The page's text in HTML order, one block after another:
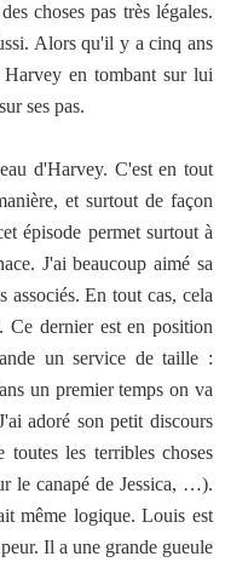
choses pas très légales.
Alors qu'il y a cinq ans
en tombant sur lui
ses pas.
d'Harvey. C'est en tout
et surtout de façon
épisode permet surtout à
J'ai beaucoup aimé sa
associés. En tout cas, cela
Ce dernier est en position
un service de taille :
un premier temps on va
adoré son petit discours
les terribles choses
le canapé de Jessica, …).
même logique. Louis est
Il a une grande gueule